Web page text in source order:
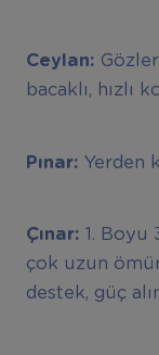
Ceylan:
bacaklı, hızlı
Pınar: Yerden
Çınar: 1. Boyu
çok uzun
destek, güç